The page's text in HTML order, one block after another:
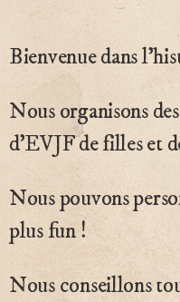
Bienvenue dans
Nous organisons
d’EVJF de filles et
Nous pouvons
plus fun !
Nous conseillons